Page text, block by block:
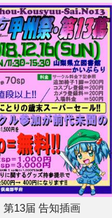
第13届 告知插画